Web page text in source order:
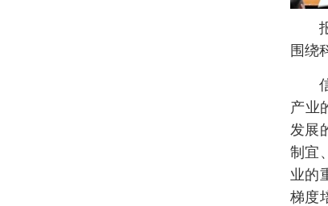
围绕
产业
发展
制宜
业的
梯度